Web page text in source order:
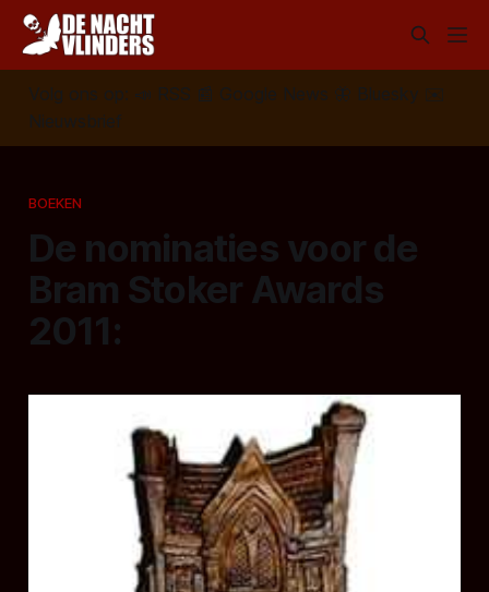
Volg ons op: 📣 RSS 📰 Google News 🦋 Bluesky
✉️
Nieuwsbrief
BOEKEN
De nominaties voor de
Bram Stoker Awards
2011: